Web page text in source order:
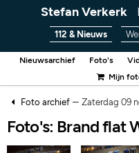
Stefan Verkerk
112 & Nieuws
Nieuwsarchief Foto's
Mijn
Foto archief– Zaterdag 09
Foto's: Brand flat